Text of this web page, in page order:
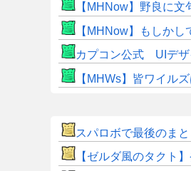
【MHNow】野良に文
【MHNow】もしかし
カプコン公式 UIデザ
【MHWs】皆ワイル
スパロボで最後のま
【ゼルダ風のタクト